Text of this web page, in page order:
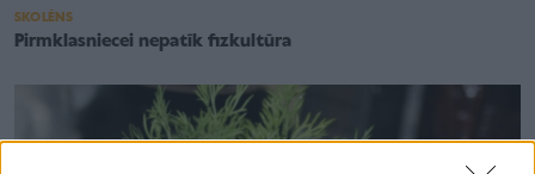
SKOLĒNS
Pirmklasniecei nepatīk fizkultūra